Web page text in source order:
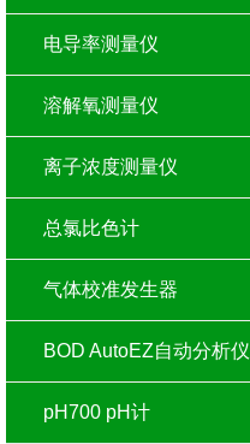
电导率测量仪
溶解氧测量仪
离子浓度测量仪
总氯比色计
气体校准发生器
BOD AutoEZ自动分析仪
pH700 pH计